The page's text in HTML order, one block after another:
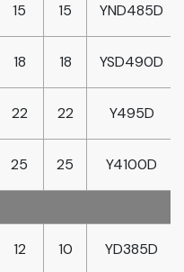
15 15 YND485D
18 18 YSD490D
22 22 Y495D
25 25 Y4100D
12 10 YD385D